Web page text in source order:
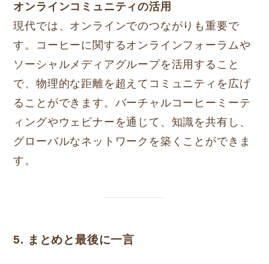
オンラインコミュニティの活用
現代では、オンラインでのつながりも重要で
す。コーヒーに関するオンラインフォーラムや
ソーシャルメディアグループを活用すること
で、物理的な距離を超えてコミュニティを広げ
ることができます。バーチャルコーヒーミーテ
ィングやウェビナーを通じて、知識を共有し、
グローバルなネットワークを築くことができま
す。
5. まとめと最後に一言